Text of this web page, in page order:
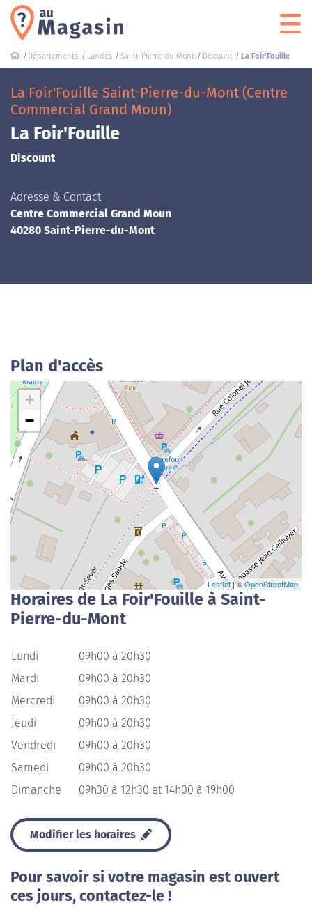
Départements Landes Saint-Pierre-du-Mont Discount La Foir'Fouille
La Foir'Fouille Saint-Pierre-du-Mont (Centre
Commercial Grand Moun)
La Foir'Fouille
Discount
Adresse & Contact
Centre Commercial Grand Moun
40280 Saint-Pierre-du-Mont
Plan d'accès
+
−
Leaflet| ©OpenStreetMap
Horaires de La Foir'Fouille à Saint-
Pierre-du-Mont
Lundi
09h00 à 20h30
Mardi
09h00 à 20h30
Mercredi
09h00 à 20h30
Jeudi
09h00 à 20h30
Vendredi
09h00 à 20h30
Samedi
09h00 à 20h30
Dimanche
09h30 à 12h30 et 14h00 à 19h00
Modifier les horaires
Pour savoir si votre magasin est ouvert
ces jours, contactez-le !